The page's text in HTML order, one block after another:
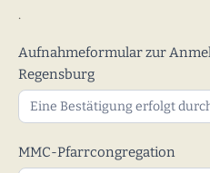
.
Aufnahmeformular
zur
Anmeldung
als
in
Aufnahmeformular zur
Regensburg
MMC-Pfarrcongregation